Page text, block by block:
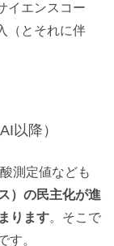
イエンスコー
（とそれに伴
以降）
測定値なども
）の民主化が進
ります。そこで
す。